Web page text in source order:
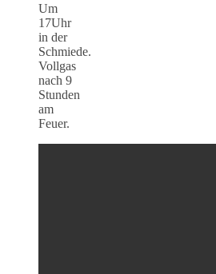
Um
17Uhr
in der
Schmiede.
Vollgas
nach 9
Stunden
am
Feuer.